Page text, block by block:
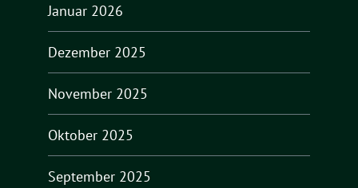
Januar 2026
Dezember 2025
November 2025
Oktober 2025
September 2025